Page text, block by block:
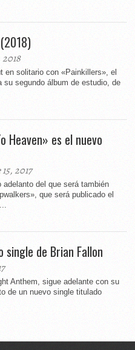
en solitario con «Painkillers», el
su segundo álbum de estudio, de
Heaven» es el nuevo
2017
adelanto del que será también
que será publicado el
single de Brian Fallon
Anthem, sigue adelante con su
de un nuevo single titulado